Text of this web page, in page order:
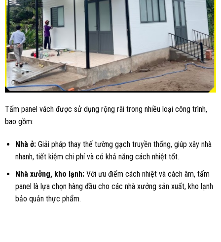
Tấm panel vách được sử dụng rộng rãi trong nhiều loại công trình,
bao gồm:
Nhà ở: Giải pháp thay thế tường gạch truyền thống, giúp xây nhà
nhanh, tiết kiệm chi phí và có khả năng cách nhiệt tốt.
Nhà xưởng, kho lạnh: Với ưu điểm cách nhiệt và cách âm, tấm
panel là lựa chọn hàng đầu cho các nhà xưởng sản xuất, kho lạnh
bảo quản thực phẩm.